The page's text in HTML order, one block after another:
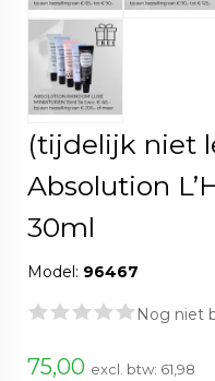
(tijdelijk niet
Absolution
30ml
Model: 96467
Nog niet
75,00 excl. btw: 61,98